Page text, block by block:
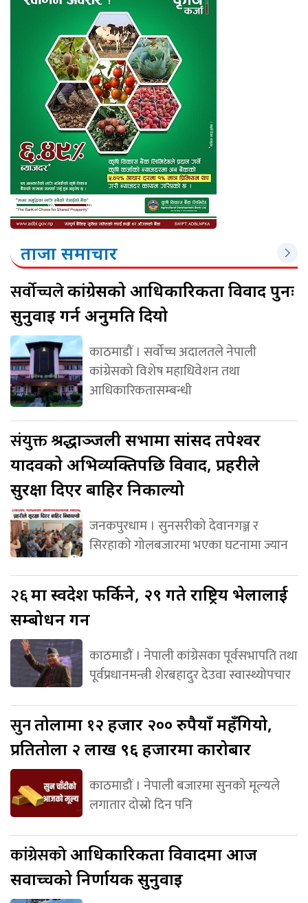
ताजा समाचार
सर्वोच्चलेकांग्रेसको आधिकारिकता विवाद पुनः
सुनुवाइ गर्न अनुमति दियो
काठमाडौं । सर्वोच्च अदालतले नेपाली
कांग्रेसको विशेष महाधिवेशन तथा
आधिकारिकतासम्बन्धी
संयुक्तश्रद्धाञ्जली सभामा सांसद तपेश्वर
यादवको अभिव्यक्तिपछि विवाद, प्रहरीले
सुरक्षा दिएर बाहिर निकाल्यो
जनकपुरधाम । सुनसरीको देवानगञ्ज र
सिरहाको गोलबजारमा भएका घटनामा ज्यान
२६मा स्वदेश फर्किने, २९ गते राष्ट्रिय भेलालाई
सम्बोधन गर्ने
काठमाडौं । नेपाली कांग्रेसका पूर्वसभापति तथा
पूर्वप्रधानमन्त्री शेरबहादुर देउवा स्वास्थ्योपचार
सुनतोलामा १२ हजार २०० रुपैयाँ महँगियो,
प्रतितोला २ लाख ९६ हजारमा कारोबार
काठमाडौं । नेपाली बजारमा सुनको मूल्यले
लगातार दोस्रो दिन पनि
कांग्रेसकोआधिकारिकता विवादमा आज
सर्वोच्चको निर्णायक सुनुवाइ